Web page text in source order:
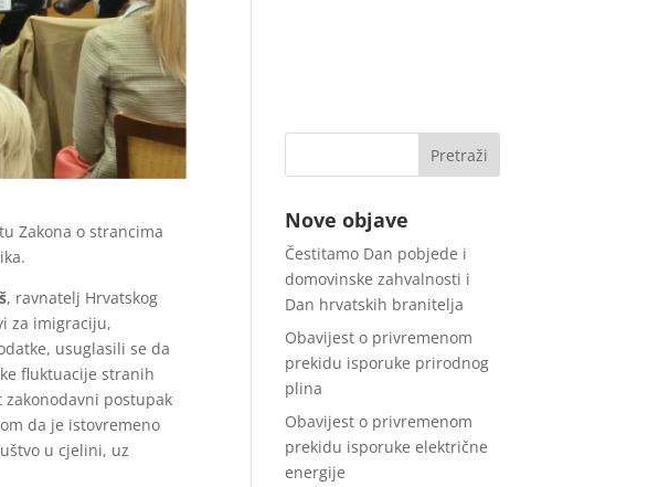
Zakona o strancima
, ravnatelj Hrvatskog
za imigraciju,
usuglasili se da
fluktuacije stranih
postupak
da je istovremeno
u cjelini, uz
Nove objave
Čestitamo Dan pobjede i
domovinske zahvalnosti i
Dan hrvatskih branitelja
Obavijest o privremenom
prekidu isporuke prirodnog
plina
Obavijest o privremenom
prekidu isporuke električne
energije